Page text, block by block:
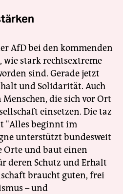
AfD bei den kommenden
wie stark rechtsextreme
sind. Gerade jetzt
und Solidarität. Auch
die sich vor Ort
einsetzen. Die taz
"Alles beginnt im
unterstützt bundesweit
Orte und baut einen
deren Schutz und Erhalt
braucht guten, frei
– und